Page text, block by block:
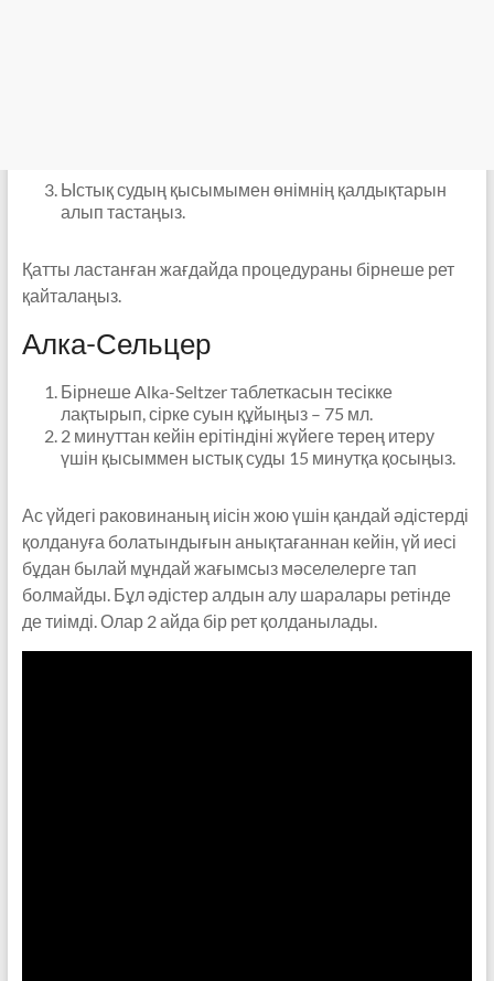
Ыстық судың қысымымен өнімнің қалдықтарын
алып тастаңыз.
Қатты ластанған жағдайда процедураны бірнеше рет
қайталаңыз.
Алка-Сельцер
Бірнеше Alka-Seltzer таблеткасын тесікке
лақтырып, сірке суын құйыңыз – 75 мл.
2 минуттан кейін ерітіндіні жүйеге терең итеру
үшін қысыммен ыстық суды 15 минутқа қосыңыз.
Ас үйдегі раковинаның иісін жою үшін қандай әдістерді
қолдануға болатындығын анықтағаннан кейін, үй иесі
бұдан былай мұндай жағымсыз мәселелерге тап
болмайды. Бұл әдістер алдын алу шаралары ретінде
де тиімді. Олар 2 айда бір рет қолданылады.